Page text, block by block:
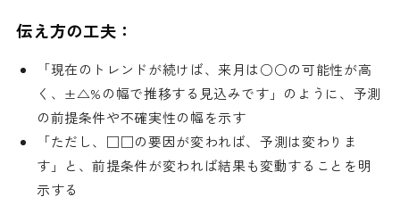
伝え方の工夫：
「現在のトレンドが続けば、来月は○○の可能性が高
く、±△%の幅で推移する見込みです」のように、予測
の前提条件や不確実性の幅を示す
「ただし、□□の要因が変われば、予測は変わりま
す」と、前提条件が変われば結果も変動することを明
示する